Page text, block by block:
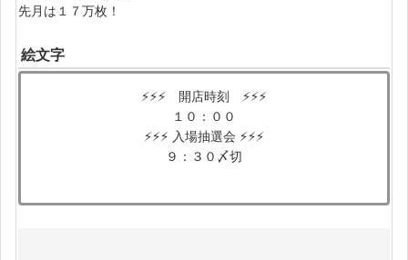
先月は１７万枚！
絵文字
⚡⚡⚡ 開店時刻 ⚡⚡⚡
１０：００
⚡⚡⚡ 入場抽選会 ⚡⚡⚡
９：３０〆切